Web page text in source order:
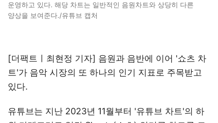
운영하고 있다. 해당 차트는 일반적인 음원차트와 상당히 다른
양상을 보여준다./유튜브 캡처
[더팩트ㅣ최현정 기자] 음원과 음반에 이어 '쇼츠 차
트'가 음악 시장의 또 하나의 인기 지표로 주목받고
있다.
유튜브는 지난 2023년 11월부터 '유튜브 차트'의 하